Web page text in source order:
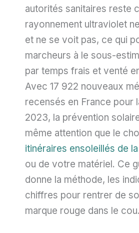
autorités sanitaires reste
rayonnement ultraviolet
et ne se voit pas, ce qui
marcheurs à le sous-
par temps frais et venté
Avec 17 922 nouveaux
recensés en France pour
2023, la prévention
même attention que le
itinéraires ensoleillés de
ou de votre matériel. Ce
donne la méthode, les
chiffres pour rentrer de
marque rouge dans le cou.